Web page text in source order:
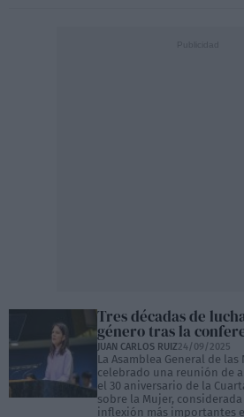
Tres décadas de
género tras la
JUAN CARLOS RUIZ24/09/2025
La Asamblea General de
celebrado una reunión de
el 30 aniversario de la
sobre la Mujer,
inflexión más importantes